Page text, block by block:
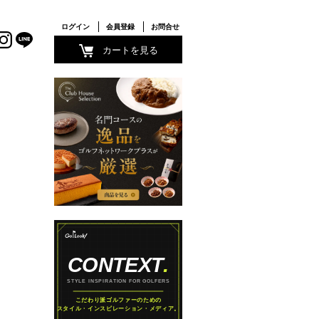
ログイン 会員登録 お問合せ
カートを見る